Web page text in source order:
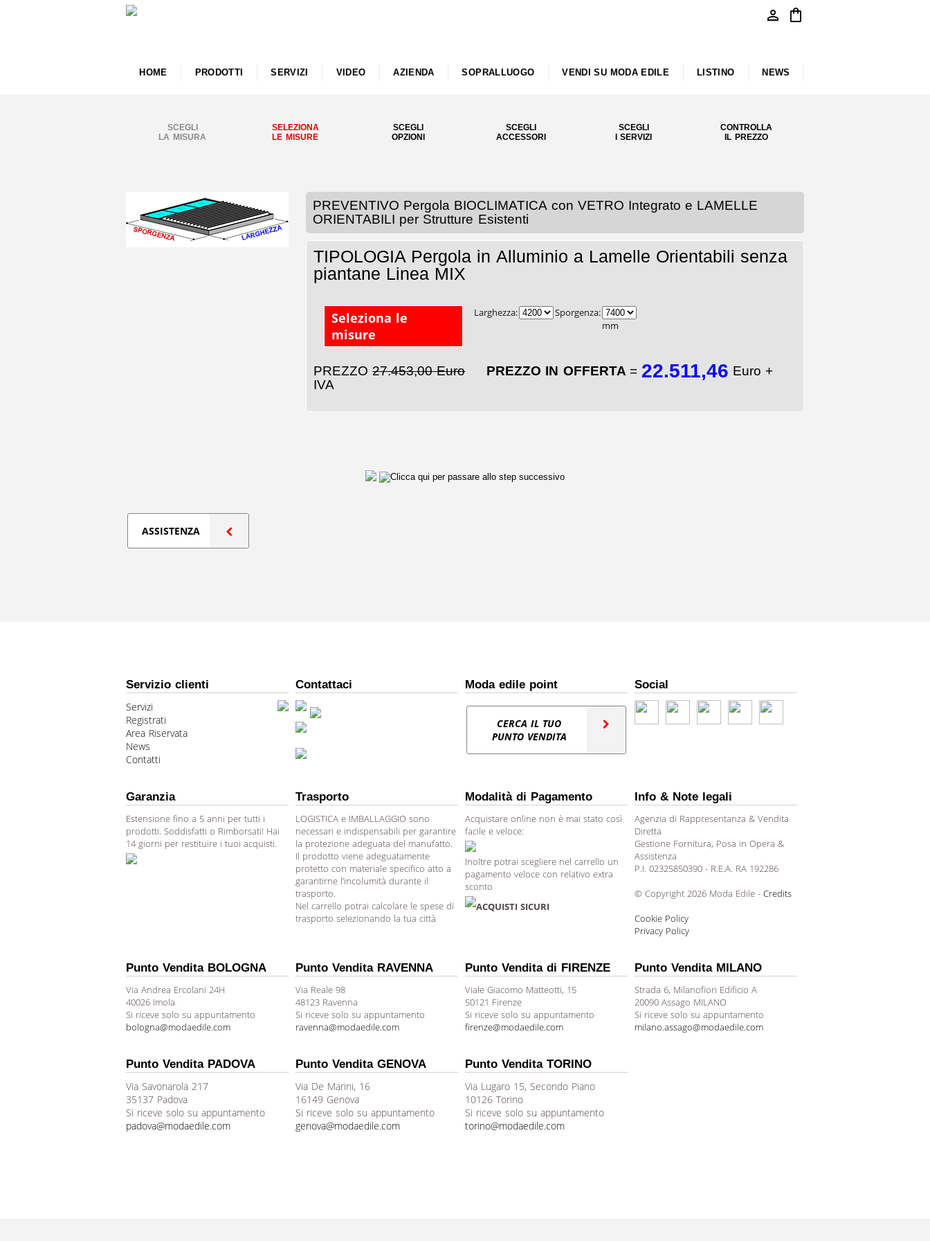
person shopping_bag
HOME PRODOTTI SERVIZI VIDEO AZIENDA SOPRALLUOGO VENDI SU MODA EDILE LISTINO NEWS
SCEGLI
LA MISURA
SELEZIONA
LE MISURE
SCEGLI
OPZIONI
SCEGLI
ACCESSORI
SCEGLI
I SERVIZI
CONTROLLA
IL PREZZO
PREVENTIVO Pergola BIOCLIMATICA con VETRO Integrato e LAMELLE
ORIENTABILI per Strutture Esistenti
TIPOLOGIA Pergola in Alluminio a Lamelle Orientabili senza
piantane Linea MIX
Seleziona le
misure
Larghezza:
Sporgenza:
mm
PREZZO27.453,00 Euro PREZZO IN OFFERTA = 22.511,46 Euro +
IVA
ASSISTENZA
Servizio clienti
Servizi
Registrati
Area Riservata
News
Contatti
Contattaci Moda edile point
CERCA IL TUO
PUNTO VENDITA
Social
Garanzia
Estensione fino a 5 anni per tutti i
prodotti. Soddisfatti o Rimborsati! Hai
14 giorni per restituire i tuoi acquisti.
Trasporto
LOGISTICA e IMBALLAGGIO sono
necessari e indispensabili per garantire
la protezione adeguata del manufatto.
Il prodotto viene adeguatamente
protetto con materiale specifico atto a
garantirne l’incolumità durante il
trasporto.
Nel carrello potrai calcolare le spese di
trasporto selezionando la tua città
Modalità di Pagamento
Acquistare online non è mai stato così
facile e veloce:
Inoltre potrai scegliere nel carrello un
pagamento veloce con relativo extra
sconto
ACQUISTI SICURI
Info & Note legali
Agenzia di Rappresentanza & Vendita
Diretta
Gestione Fornitura, Posa in Opera &
Assistenza
P.I. 02325850390 - R.E.A. RA 192286
© Copyright 2026 Moda Edile - Credits
Cookie Policy
Privacy Policy
Punto Vendita BOLOGNA
Via Andrea Ercolani 24H
40026 Imola
Si riceve solo su appuntamento
bologna@modaedile.com
Punto Vendita RAVENNA
Via Reale 98
48123 Ravenna
Si riceve solo su appuntamento
ravenna@modaedile.com
Punto Vendita di FIRENZE
Viale Giacomo Matteotti, 15
50121 Firenze
Si riceve solo su appuntamento
firenze@modaedile.com
Punto Vendita MILANO
Strada 6, Milanofiori Edificio A
20090 Assago MILANO
Si riceve solo su appuntamento
milano.assago@modaedile.com
Punto Vendita PADOVA
Via Savonarola 217
35137 Padova
Si riceve solo su appuntamento
padova@modaedile.com
Punto Vendita GENOVA
Via De Marini, 16
16149 Genova
Si riceve solo su appuntamento
genova@modaedile.com
Punto Vendita TORINO
Via Lugaro 15, Secondo Piano
10126 Torino
Si riceve solo su appuntamento
torino@modaedile.com